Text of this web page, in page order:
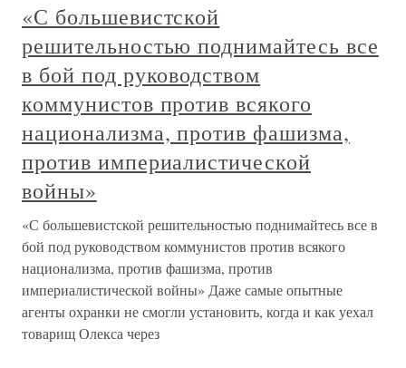
«С большевистской
решительностью поднимайтесь все
в бой под руководством
коммунистов против всякого
национализма, против фашизма,
против империалистической
войны»
«С большевистской решительностью поднимайтесь все в
бой под руководством коммунистов против всякого
национализма, против фашизма, против
империалистической войны» Даже самые опытные
агенты охранки не смогли установить, когда и как уехал
товарищ Олекса через